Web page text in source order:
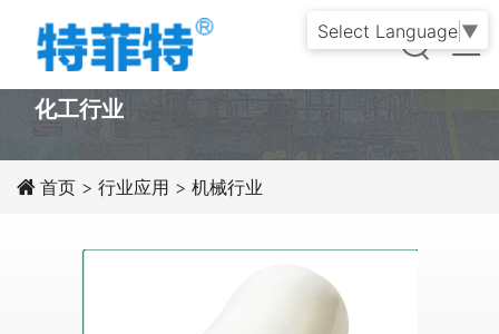
PRODUCT
化工行业
首页 > 行业应用 > 机械行业
Select Language ▼